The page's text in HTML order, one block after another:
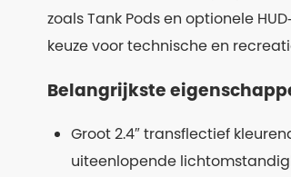
zoals Tank Pods en optionele
keuze voor technische en
Belangrijkste
Groot 2.4″ transflectief
uiteenlopende